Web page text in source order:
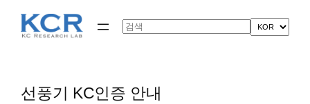
Search
선풍기 KC인증 안내